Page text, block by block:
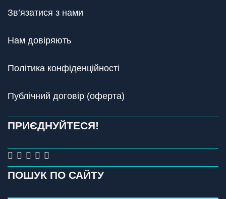
Зв’язатися з нами
Нам довіряють
Політика конфіденційності
Публічний договір (оферта)
ПРИЄДНУЙТЕСЯ!
ПОШУК ПО САЙТУ